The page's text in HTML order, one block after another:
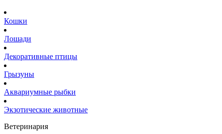
Кошки
Лошади
Декоративные птицы
Грызуны
Аквариумные рыбки
Экзотические животные
Ветеринария